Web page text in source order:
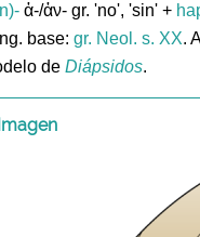
ἀ-/ἀν- gr. 'no', 'sin' +
base: gr. Neol. s. XX.
de Diápsidos.
Imagen